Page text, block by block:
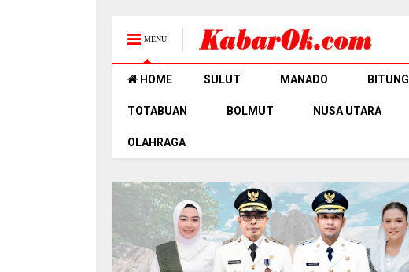
MENU
HOME SULUT MANADO BITUNG
TOTABUAN BOLMUT NUSA UTARA
OLAHRAGA